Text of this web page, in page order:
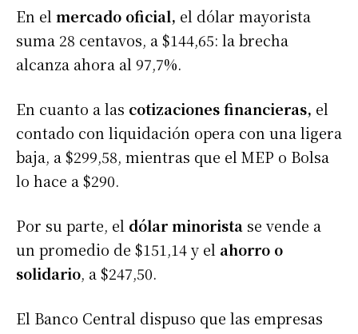
En el mercado oficial, el dólar mayorista
suma 28 centavos, a $144,65: la brecha
alcanza ahora al 97,7%.
En cuanto a las cotizaciones financieras, el
contado con liquidación opera con una ligera
baja, a $299,58, mientras que el MEP o Bolsa
lo hace a $290.
Por su parte, el dólar minorista se vende a
un promedio de $151,14 y el ahorro o
solidario, a $247,50.
El Banco Central dispuso que las empresas